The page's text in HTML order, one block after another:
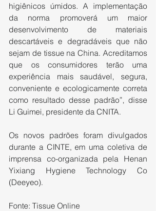
higiênicos úmidos. A implementação
da norma promoverá um maior
desenvolvimento de materiais
descartáveis e degradáveis que não
sejam de tissue na China. Acreditamos
que os consumidores terão uma
experiência mais saudável, segura,
conveniente e ecologicamente correta
como resultado desse padrão”, disse
Li Guimei, presidente da CNITA.
Os novos padrões foram divulgados
durante a CINTE, em uma coletiva de
imprensa co-organizada pela Henan
Yixiang Hygiene Technology Co
(Deeyeo).
Fonte: Tissue Online